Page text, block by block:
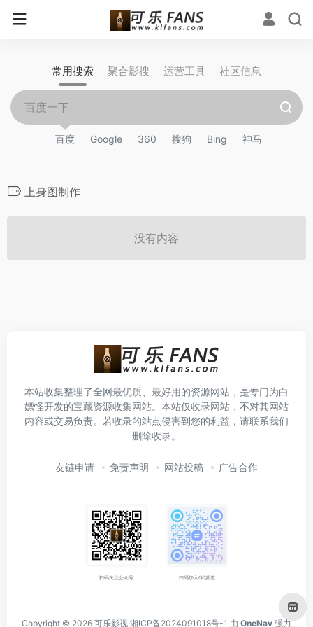
常用搜索 聚合影搜 运营工具 社区信息
百度 Google 360 搜狗 Bing 神马
上身图制作
没有内容
本站收集整理了全网最优质、最好用的资源网站，是专门为白
嫖怪开发的宝藏资源收集网站。本站仅收录网站，不对其网站
内容或交易负责。若收录的站点侵害到您的利益，请联系我们
删除收录。
友链申请 免责声明 网站投稿 广告合作
扫码关注公众号 扫码加入QQ频道
Copyright © 2026 可乐影视 湘ICP备2024091018号-1 由 OneNav 强力